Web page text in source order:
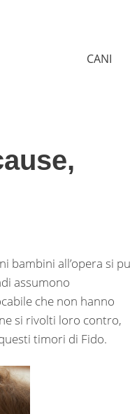
CANI
bambini all’opera si
assumono
che non hanno
si rivolti loro contro,
timori di Fido.